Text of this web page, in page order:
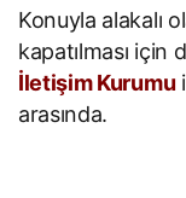
Konuyla alakalı
kapatılması için
İletişim Kurumu
arasında.